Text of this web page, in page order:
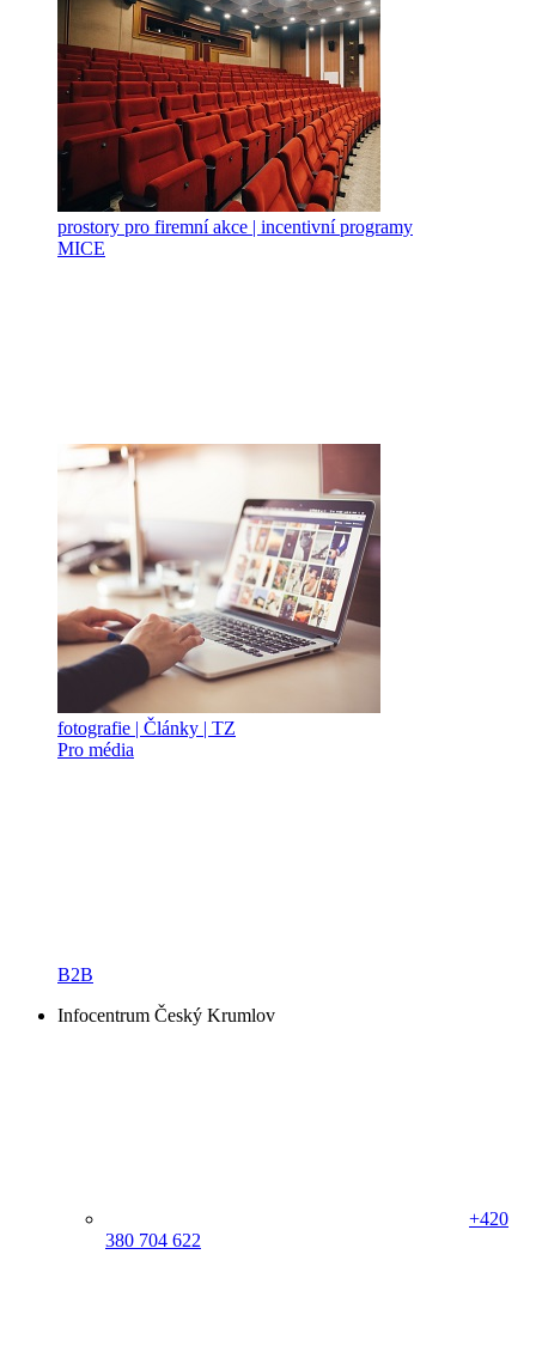
prostory pro firemní akce | incentivní programy
MICE
fotografie | Články | TZ
Pro média
B2B
Infocentrum Český Krumlov
+420
380 704 622